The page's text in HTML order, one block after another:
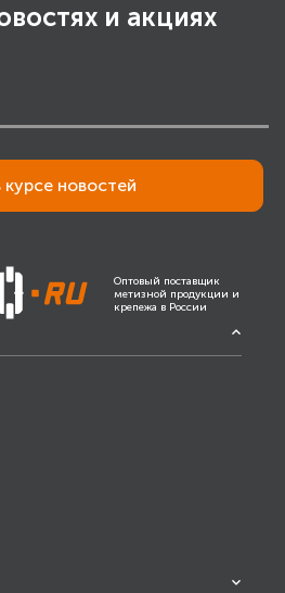
и акциях
курсе новостей
Оптовый поставщик
метизной продукции и
крепежа в России